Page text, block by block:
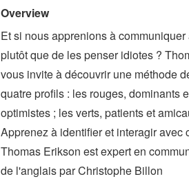
Overview
Et si nous apprenions à
plutôt que de les penser idiotes ?
vous invite à découvrir une méthode
quatre profils : les rouges, dominants
optimistes ; les verts, patients et
Apprenez à identifier et interagir avec
Thomas Erikson est expert en
de l'anglais par Christophe Billon